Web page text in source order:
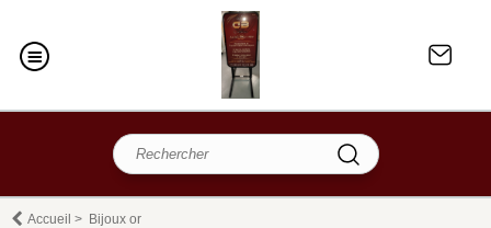
Accueil > Bijoux or